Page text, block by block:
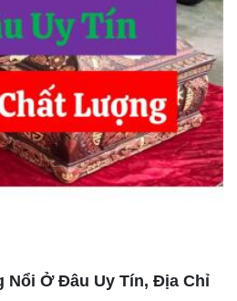
Nổi Ở Đâu Uy Tín, Địa Chỉ